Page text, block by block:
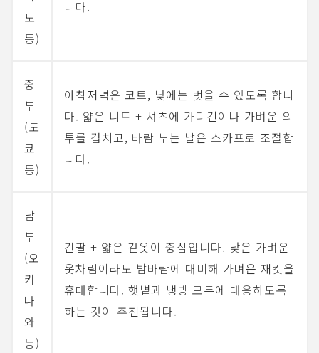
도
등)
니다.
중
부
(도
쿄
등)
아침저녁은 코트, 낮에는 벗을 수 있도록 합니
다. 얇은 니트 + 셔츠에 가디건이나 가벼운 외
투를 겹치고, 바람 부는 날은 스카프로 조절합
니다.
남
부
(오
키
나
와
등)
긴팔 + 얇은 겉옷이 중심입니다. 낮은 가벼운
옷차림이라도 밤바람에 대비해 가벼운 재킷을
휴대합니다. 햇볕과 냉방 모두에 대응하도록
하는 것이 추천됩니다.